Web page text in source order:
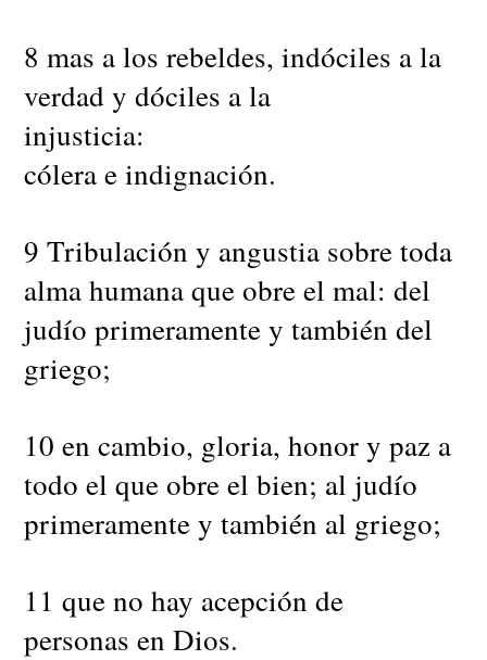
8 mas a los rebeldes, indóciles a la
verdad y dóciles a la
injusticia:
cólera e indignación.
9 Tribulación y angustia sobre toda
alma humana que obre el mal: del
judío primeramente y también del
griego;
10 en cambio, gloria, honor y paz a
todo el que obre el bien; al judío
primeramente y también al griego;
11 que no hay acepción de
personas en Dios.